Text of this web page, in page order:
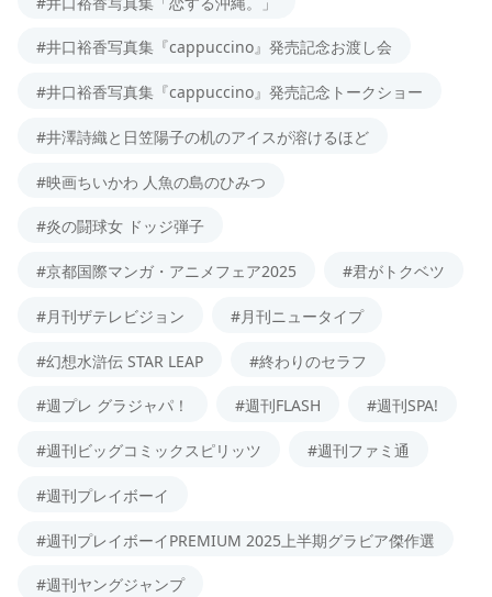
#井口裕香写真集『cappuccino』発売記念お渡し会
#井口裕香写真集『cappuccino』発売記念トークショー
#井澤詩織と日笠陽子の机のアイスが溶けるほど
#映画ちいかわ 人魚の島のひみつ
#炎の闘球女 ドッジ弾子
#京都国際マンガ・アニメフェア2025 #君がトクベツ
#月刊ザテレビジョン #月刊ニュータイプ
#幻想水滸伝 STAR LEAP #終わりのセラフ
#週プレ グラジャパ！ #週刊FLASH #週刊SPA!
#週刊ビッグコミックスピリッツ #週刊ファミ通
#週刊プレイボーイ
#週刊プレイボーイPREMIUM 2025上半期グラビア傑作選
#週刊ヤングジャンプ